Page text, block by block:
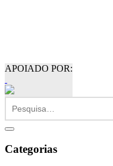
APOIADO POR:
Categorias